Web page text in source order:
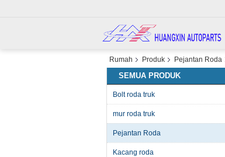
Rumah Produk Pejantan Roda
SEMUA PRODUK
Bolt roda truk
mur roda truk
Pejantan Roda
Kacang roda